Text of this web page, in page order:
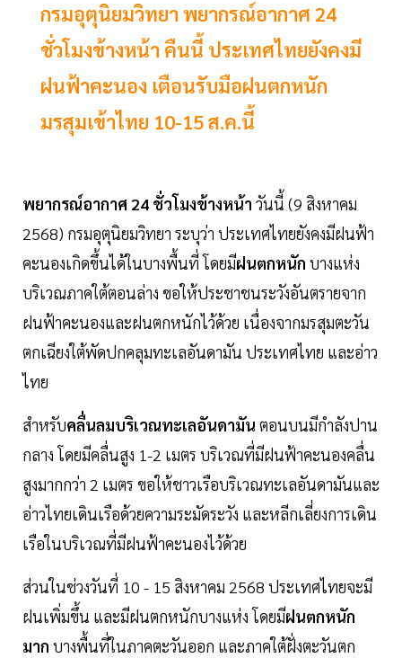
กรมอุตุนิยมวิทยา พยากรณ์อากาศ 24
ชั่วโมงข้างหน้า คืนนี้ ประเทศไทยยังคงมี
ฝนฟ้าคะนอง เตือนรับมือฝนตกหนัก
มรสุมเข้าไทย 10-15 ส.ค.นี้
พยากรณ์อากาศ 24 ชั่วโมงข้างหน้า วันนี้ (9 สิงหาคม
2568) กรมอุตุนิยมวิทยา ระบุว่า ประเทศไทยยังคงมีฝนฟ้า
คะนองเกิดขึ้นได้ในบางพื้นที่ โดยมีฝนตกหนัก บางแห่ง
บริเวณภาคใต้ตอนล่าง ขอให้ประชาชนระวังอันตรายจาก
ฝนฟ้าคะนองและฝนตกหนักไว้ด้วย เนื่องจากมรสุมตะวัน
ตกเฉียงใต้พัดปกคลุมทะเลอันดามัน ประเทศไทย และอ่าว
ไทย
สำหรับคลื่นลมบริเวณทะเลอันดามัน ตอนบนมีกำลังปาน
กลาง โดยมีคลื่นสูง 1-2 เมตร บริเวณที่มีฝนฟ้าคะนองคลื่น
สูงมากกว่า 2 เมตร ขอให้ชาวเรือบริเวณทะเลอันดามันและ
อ่าวไทยเดินเรือด้วยความระมัดระวัง และหลีกเลี่ยงการเดิน
เรือในบริเวณที่มีฝนฟ้าคะนองไว้ด้วย
ส่วนในช่วงวันที่ 10 - 15 สิงหาคม 2568 ประเทศไทยจะมี
ฝนเพิ่มขึ้น และมีฝนตกหนักบางแห่ง โดยมีฝนตกหนัก
มาก บางพื้นที่ในภาคตะวันออก และภาคใต้ฝั่งตะวันตก